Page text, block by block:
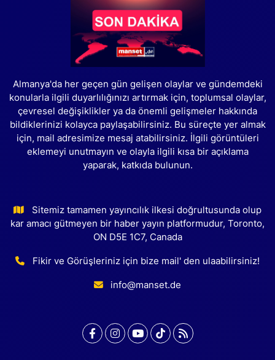
Almanya'da her geçen gün gelişen olaylar ve gündemdeki
konularla ilgili duyarlılığınızı artırmak için, toplumsal olaylar,
çevresel değişiklikler ya da önemli gelişmeler hakkında
bildiklerinizi kolayca paylaşabilirsiniz. Bu süreçte yer almak
için, mail adresimize mesaj atabilirsiniz. İlgili görüntüleri
eklemeyi unutmayın ve olayla ilgili kısa bir açıklama
yaparak, katkıda bulunun.
Sitemiz tamamen yayıncılık ilkesi doğrultusunda olup
kar amacı gütmeyen bir haber yayın platformudur, Toronto,
ON D5E 1C7, Canada
Fikir ve Görüşleriniz için bize mail' den ulaabilirsiniz!
info@manset.de